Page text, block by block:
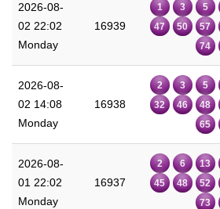
2026-08-
02 22:02
Monday
16939
1 3 5
47
50 57
74
2026-08-
02 14:08
Monday
16938
2 3 5
32
46 48
65
2026-08-
01 22:02
Monday
16937
2 6 13
45
48 52
73